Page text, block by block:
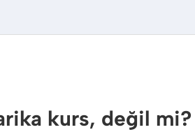
kurs, değil mi?